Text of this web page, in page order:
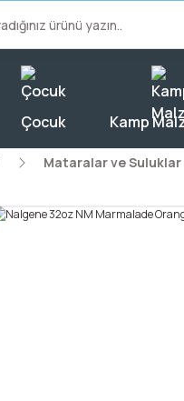
2000 TL Üzeri
Çocuk Kamp
Mataralar ve Suluklar